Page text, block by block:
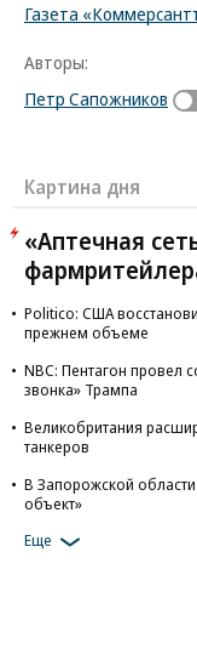
Газета
Авторы:
Петр Сапожников
Картина дня
«Аптечная
Politico: США
прежнем объеме
NBC: Пентагон провел
звонка» Трампа
Великобритания
танкеров
В Запорожской
объект»
Еще